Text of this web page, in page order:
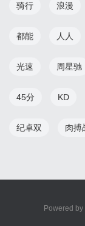
骑行 浪漫
都能 人人
光速 周星驰
45分 KD
纪卓双 肉搏
Powered by